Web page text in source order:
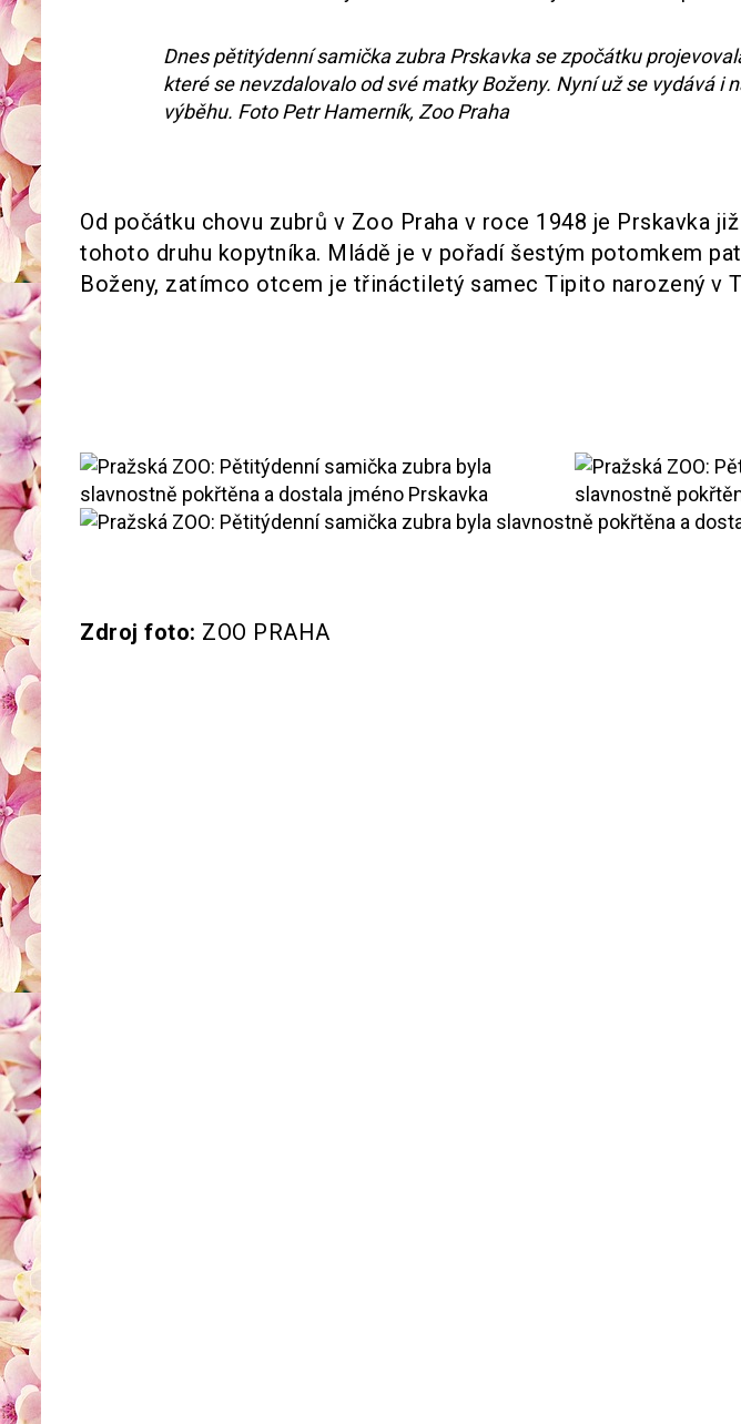
Dnes pětitýdenní samička zubra Prskavka se zpočátku
které se nevzdalovalo od své matky Boženy. Nyní už se vydává i
výběhu. Foto Petr Hamerník, Zoo Praha
Od počátku chovu zubrů v Zoo Praha v roce 1948 je Prskavka
tohoto druhu kopytníka. Mládě je v pořadí šestým potomkem
Boženy, zatímco otcem je třináctiletý samec Tipito narozený v
Zdroj foto: ZOO PRAHA